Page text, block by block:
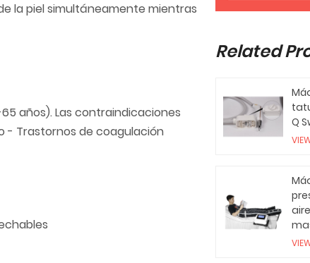
la piel simultáneamente mientras
años). Las contraindicaciones
- Trastornos de coagulación
Related
Q